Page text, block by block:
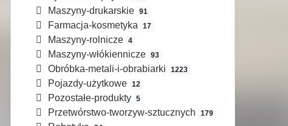
Maszyny-drukarskie 91
Farmacja-kosmetyka 17
Maszyny-rolnicze 4
Maszyny-włókiennicze 93
Obróbka-metali-i-obrabiarki 1223
Pojazdy-użytkowe 12
Pozostałe-produkty 5
Przetwórstwo-tworzyw-sztucznych 179